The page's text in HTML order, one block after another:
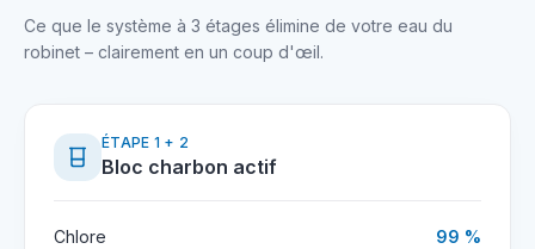
Ce que le système à 3 étages élimine de votre eau du
robinet – clairement en un coup d'œil.
ÉTAPE 1 + 2
Bloc charbon actif
Chlore 99 %